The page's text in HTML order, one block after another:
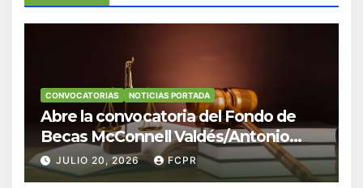
CONVOCATORIAS NOTICIAS PORTADA
Abre la convocatoria del Fondo de
Becas McConnell Valdés/Antonio
Escudero Viera para estudiantes de
Derecho en Puerto Rico
JULIO 20, 2026 FCPR